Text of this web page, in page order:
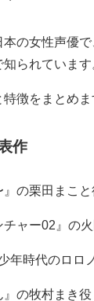
の女性声優
られています
徴をまとめま
作
』の栗田まこと
チャー02』の
年時代のロロ
』の牧村まき役